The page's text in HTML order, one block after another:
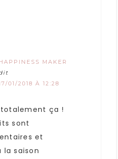
MAKER
01/2018 À 12:28
totalement ça !
sont
et
la saison